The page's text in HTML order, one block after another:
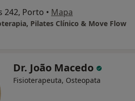
242, Porto • Mapa
Pilates Clínico & Move Flow
Dr. João Macedo
Fisioterapeuta, Osteopata